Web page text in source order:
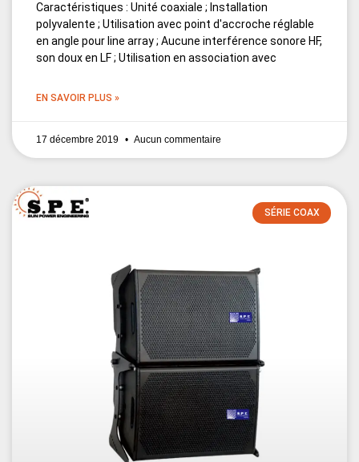
Caractéristiques : Unité coaxiale ; Installation
polyvalente ; Utilisation avec point d'accroche réglable
en angle pour line array ; Aucune interférence sonore HF,
son doux en LF ; Utilisation en association avec
EN SAVOIR PLUS »
17 décembre 2019 Aucun commentaire
SÉRIE COAX